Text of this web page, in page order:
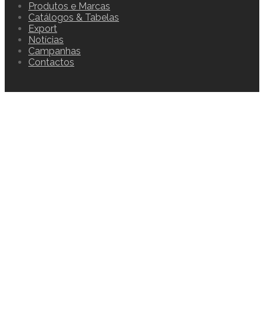
Produtos e Marcas
Catálogos & Tabelas
Export
Notícias
Campanhas
Contactos